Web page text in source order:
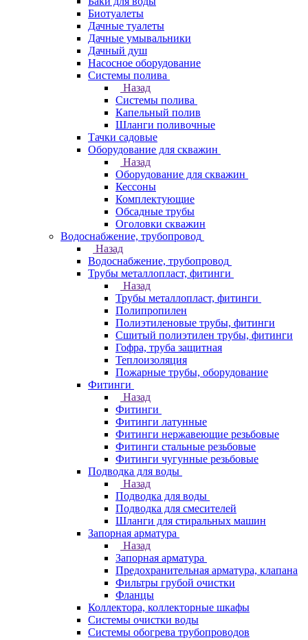
Биотуалеты
Дачные туалеты
Дачные умывальники
Дачный душ
Насосное оборудование
Системы полива
Назад
Системы полива
Капельный полив
Шланги поливочные
Тачки садовые
Оборудование для скважин
Назад
Оборудование для скважин
Кессоны
Комплектующие
Обсадные трубы
Оголовки скважин
Водоснабжение, трубопровод
Назад
Водоснабжение, трубопровод
Трубы металлопласт, фитинги
Назад
Трубы металлопласт, фитинги
Полипропилен
Полиэтиленовые трубы, фитинги
Сшитый полиэтилен трубы, фитинги
Гофра, труба защитная
Теплоизоляция
Пожарные трубы, оборудование
Фитинги
Назад
Фитинги
Фитинги латунные
Фитинги нержавеющие резьбовые
Фитинги стальные резьбовые
Фитинги чугунные резьбовые
Подводка для воды
Назад
Подводка для воды
Подводка для смесителей
Шланги для стиральных машин
Запорная арматура
Назад
Запорная арматура
Предохранительная арматура, клапана
Фильтры грубой очистки
Фланцы
Коллектора, коллекторные шкафы
Системы очистки воды
Системы обогрева трубопроводов